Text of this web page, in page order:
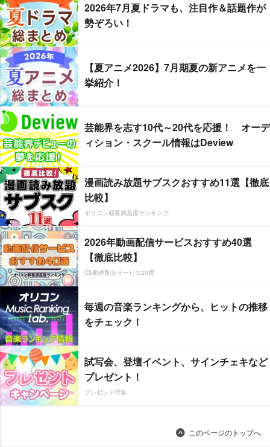
2026年7月夏ドラマも、注目作＆話題作が
勢ぞろい！
【夏アニメ2026】7月期夏の新アニメを一
挙紹介！
芸能界を志す10代～20代を応援！ オーデ
ィション・スクール情報はDeview
漫画読み放題サブスクおすすめ11選【徹底
比較】
オリコン顧客満足度ランキング
2026年動画配信サービスおすすめ40選
【徹底比較】
CS動画配信サービス20選
毎週の音楽ランキングから、ヒットの推移
をチェック！
試写会、登壇イベント、サインチェキなど
プレゼント！
プレゼント特集
このページのトップへ